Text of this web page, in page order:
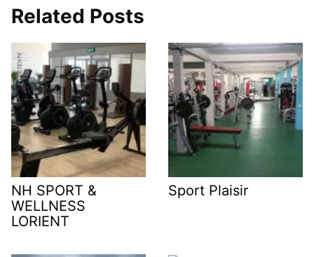
Related Posts
NH SPORT &
WELLNESS
LORIENT
Sport Plaisir